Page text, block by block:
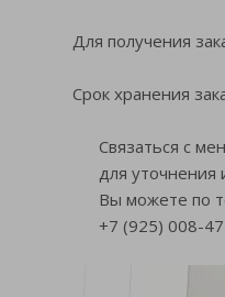
Для получения
Срок хранения
Связаться с
для уточнения
Вы можете по
+7 (925) 008-